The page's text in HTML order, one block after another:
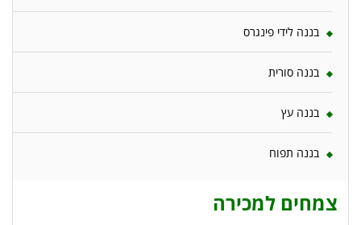
בננה לידי פינגרס
בננה סורית
בננה עץ
בננה תפוח
צמחים למכירה